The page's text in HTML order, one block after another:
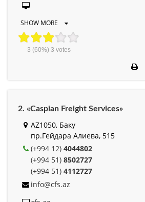
SHOW MORE
3 (60%) 3 votes
2. «Caspian Freight Services»
AZ1050, Баку
пр.Гейдара Алиева, 515
(+994 12) 4044802
(+994 51) 8502727
(+994 51) 4112727
info@cfs.az